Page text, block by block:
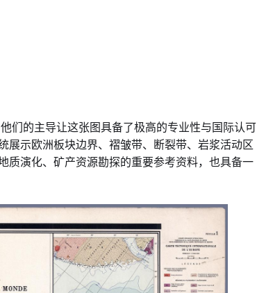
们的主导让这张图具备了极高的专业性与国际认可
展示欧洲板块边界、褶皱带、断裂带、岩浆活动区
质演化、矿产资源勘探的重要参考资料，也具备一